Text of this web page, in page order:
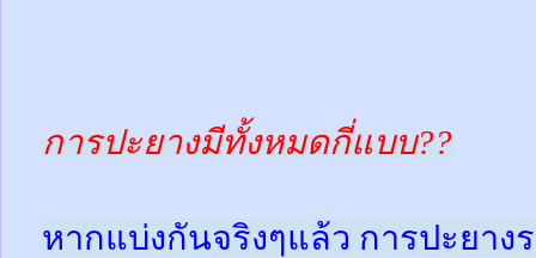
การปะยางมีทั้งหมดกี่แบบ??
หากแบ่งกันจริงๆแล้ว การปะยาง